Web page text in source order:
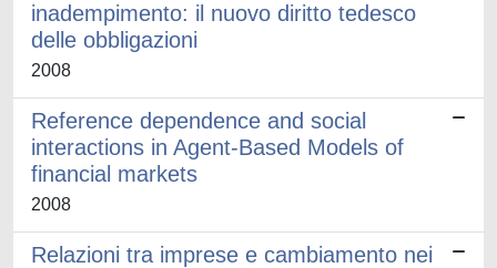
inadempimento: il nuovo diritto tedesco
delle obbligazioni
2008
Reference dependence and social
interactions in Agent-Based Models of
financial markets
2008
Relazioni tra imprese e cambiamento nei